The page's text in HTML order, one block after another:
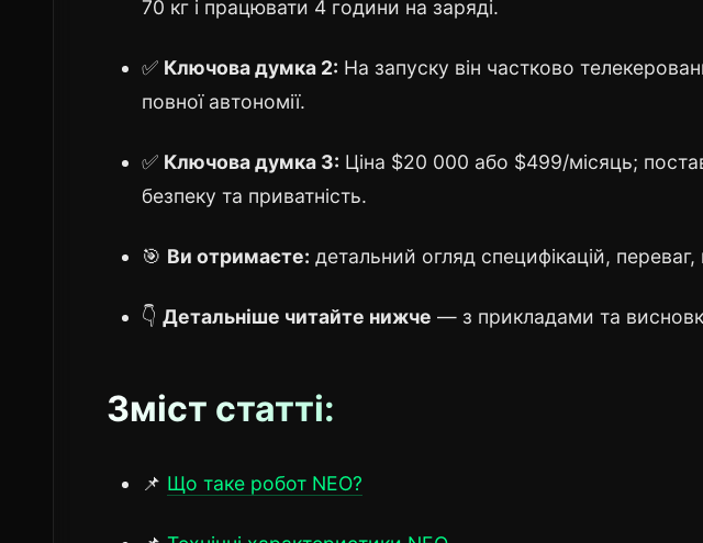
70 кг і працювати 4 години на заряді.
✅ Ключова думка 2: На запуску він частково
повної автономії.
✅ Ключова думка 3: Ціна $20 000 або $499/місяць;
безпеку та приватність.
🎯 Ви отримаєте: детальний огляд специфікацій, переваг,
👇 Детальніше читайте нижче — з прикладами та
Зміст статті:
📌 Що таке робот NEO?